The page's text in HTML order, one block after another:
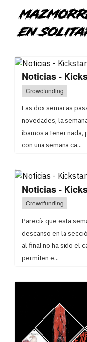
Noticias -
Crowdfunding
Las dos semanas
novedades, la
íbamos a tener nada,
con una semana ca...
Noticias -
Crowdfunding
Parecía que esta
descanso en la
al final no ha sido el
permiten e...